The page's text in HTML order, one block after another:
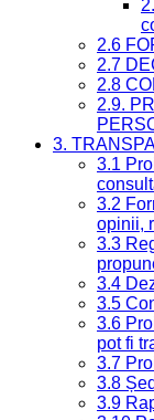
2.6
2.7
2.8
2.9.
3.
3.1
3.2
opinii,
3.3
3.4
3.5
3.6
pot fi
3.7
3.8
3.9